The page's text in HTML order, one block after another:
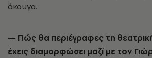
άκουγα.
— Πώς θα περιέγραφες τη
έχεις διαμορφώσει μαζί με τον